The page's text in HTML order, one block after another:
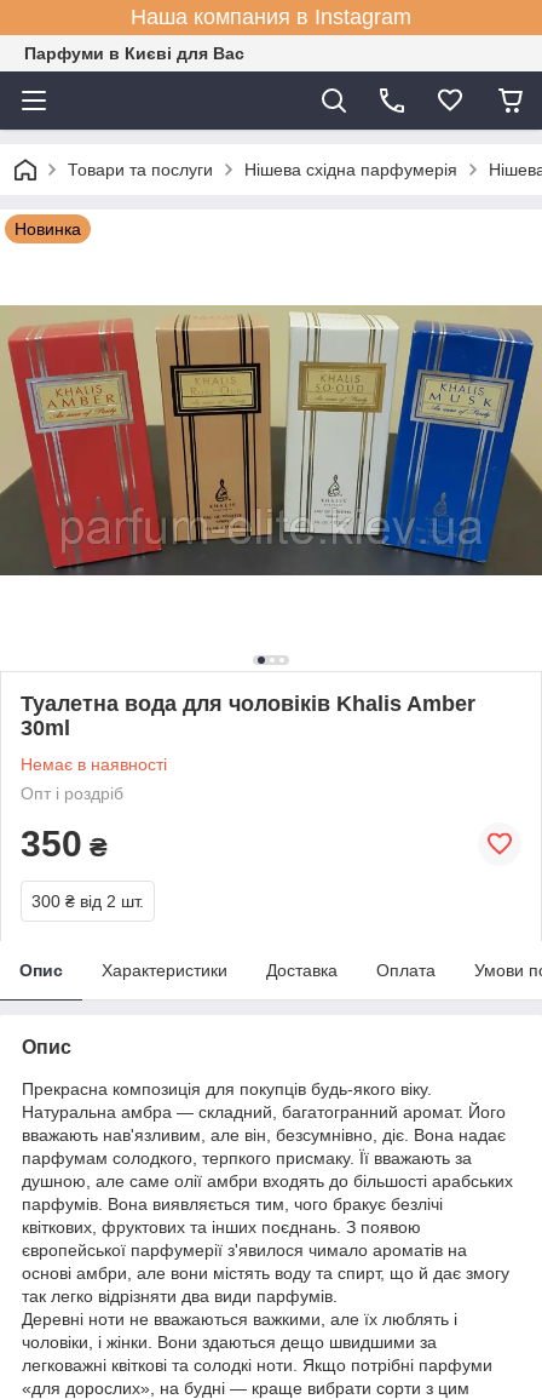
Наша компания в Instagram
Парфуми в Києві для Вас
Товари та послуги Нішева східна парфумерія
Новинка
Туалетна вода для чоловіків Khalis Amber
30ml
Немає в наявності
Опт і роздріб
350 ₴
300 ₴ від 2 шт.
Опис Характеристики Доставка Оплата Умови
Опис
Прекрасна композиція для покупців будь-якого віку.
Натуральна амбра — складний, багатогранний аромат. Його
вважають нав'язливим, але він, безсумнівно, діє. Вона надає
парфумам солодкого, терпкого присмаку. Її вважають за
душною, але саме олії амбри входять до більшості арабських
парфумів. Вона виявляється тим, чого бракує безлічі
квіткових, фруктових та інших поєднань. З появою
європейської парфумерії з'явилося чимало ароматів на
основі амбри, але вони містять воду та спирт, що й дає змогу
так легко відрізняти два види парфумів.
Деревні ноти не вважаються важкими, але їх люблять і
чоловіки, і жінки. Вони здаються дещо швидшими за
легковажні квіткові та солодкі ноти. Якщо потрібні парфуми
«для дорослих», на будні — краще вибрати сорти з цим